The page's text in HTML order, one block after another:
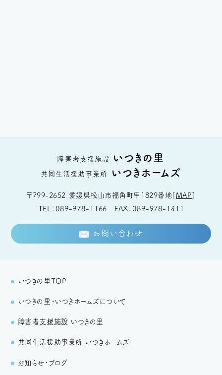
障害者支援施設 いつきの里
共同生活援助事業所 いつきホームズ
〒799-2652 愛媛県松山市福角町甲1829番地 [ MAP ]
TEL
089-978-1166 FAX 089-978-1411
お問い合わせ
いつきの里TOP
いつきの里・いつきホームズについて
障害者支援施設 いつきの里
共同生活援助事業所 いつきホームズ
お知らせ・ブログ